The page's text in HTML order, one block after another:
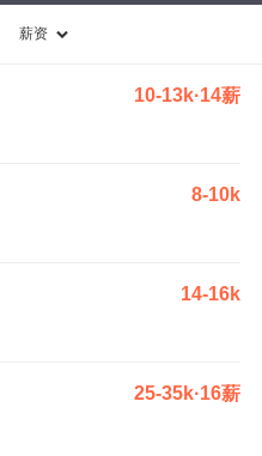
薪资
10-13k·14薪
8-10k
14-16k
25-35k·16薪